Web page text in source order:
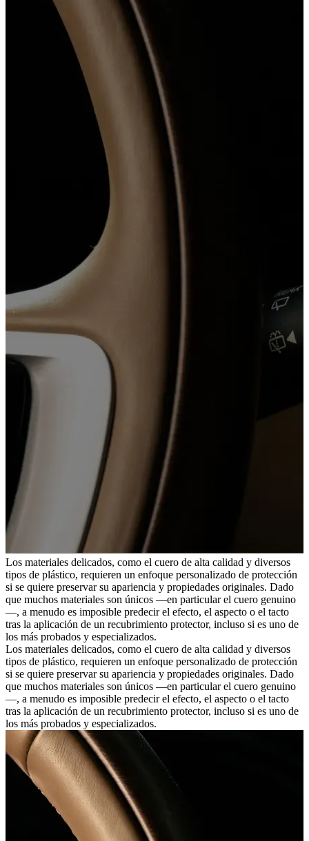
Los materiales delicados, como el cuero de alta calidad y diversos
tipos de plástico, requieren un enfoque personalizado de protección
si se quiere preservar su apariencia y propiedades originales. Dado
que muchos materiales son únicos —en particular el cuero genuino
—, a menudo es imposible predecir el efecto, el aspecto o el tacto
tras la aplicación de un recubrimiento protector, incluso si es uno de
los más probados y especializados.
Los materiales delicados, como el cuero de alta calidad y diversos
tipos de plástico, requieren un enfoque personalizado de protección
si se quiere preservar su apariencia y propiedades originales. Dado
que muchos materiales son únicos —en particular el cuero genuino
—, a menudo es imposible predecir el efecto, el aspecto o el tacto
tras la aplicación de un recubrimiento protector, incluso si es uno de
los más probados y especializados.